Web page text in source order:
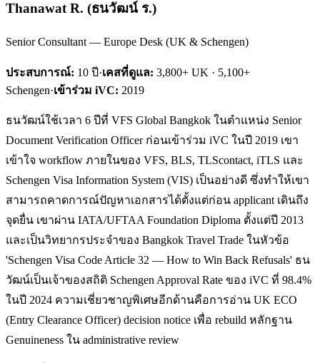
Thanawat R. (ธนวัฒน์ ร.)
Senior Consultant — Europe Desk (UK & Schengen)
ประสบการณ์: 10 ปี·เคสที่ดูแล: 3,800+ UK · 5,100+
Schengen·เข้าร่วม iVC: 2019
ธนวัฒน์ใช้เวลา 6 ปีที่ VFS Global Bangkok ในตำแหน่ง Senior
Document Verification Officer ก่อนเข้าร่วม iVC ในปี 2019 เขา
เข้าใจ workflow ภายในของ VFS, BLS, TLScontact, iTLS และ
Schengen Visa Information System (VIS) เป็นอย่างดี ซึ่งทำให้เขา
สามารถคาดการณ์ปัญหาเอกสารได้ตั้งแต่ก่อน applicant เดินถึง
จุดยื่น เขาผ่าน IATA/UFTAA Foundation Diploma ตั้งแต่ปี 2013
และเป็นวิทยากรประจำของ Bangkok Travel Trade ในหัวข้อ
'Schengen Visa Code Article 32 — How to Win Back Refusals' ธน
วัฒน์เป็นเจ้าของสถิติ Schengen Approval Rate ของ iVC ที่ 98.4%
ในปี 2024 ความเชี่ยวชาญพิเศษอีกด้านคือการอ่าน UK ECO
(Entry Clearance Officer) decision notice เพื่อ rebuild หลักฐาน
Genuineness ใน administrative review